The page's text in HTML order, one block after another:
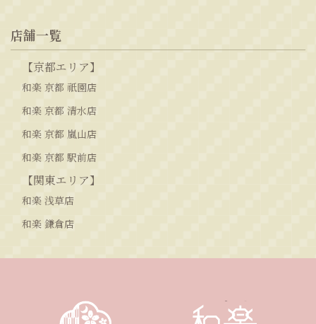
店舗一覧
【京都エリア】
和楽 京都 祇園店
和楽 京都 清水店
和楽 京都 嵐山店
和楽 京都 駅前店
【関東エリア】
和楽 浅草店
和楽 鎌倉店